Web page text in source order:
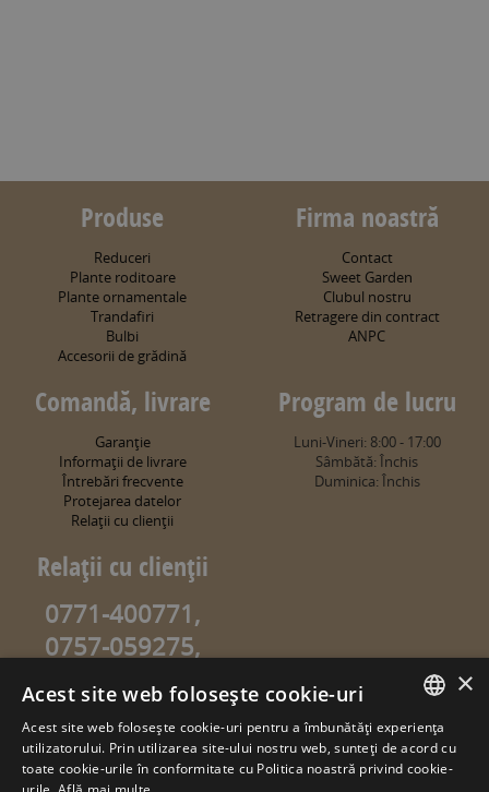
Produse
Reduceri
Plante roditoare
Plante ornamentale
Trandafiri
Bulbi
Accesorii de grădină
Firma noastră
Contact
Sweet Garden
Clubul nostru
Retragere din contract
ANPC
Comandă, livrare
Garanţie
Informaţii de livrare
Întrebări frecvente
Protejarea datelor
Relaţii cu clienţii
Program de lucru
Luni-Vineri: 8:00 - 17:00
Sâmbătă: Închis
Duminica: Închis
Relaţii cu clienţii
0771-400771,
0757-059275,
0757-059274
info@sweetgarden.ro
© copyright 2026. sweetgarden.ro
ROMANIAN
HUNGARIAN
×
Acest site web folosește cookie-uri
Acest site web folosește cookie-uri pentru a îmbunătăți experiența
utilizatorului. Prin utilizarea site-ului nostru web, sunteți de acord cu
toate cookie-urile în conformitate cu Politica noastră privind cookie-